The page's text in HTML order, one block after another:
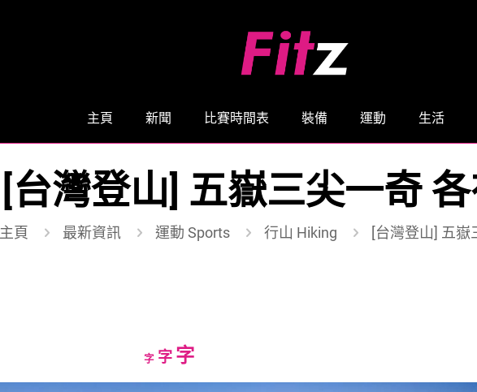
主頁 新聞 比賽時間表 裝備 運動 生活
[台灣登山] 五嶽三尖一奇
主頁 最新資訊 運動 Sports 行山 Hiking [台灣登山] 五嶽
字Decrease
字Reset
字Increase
font